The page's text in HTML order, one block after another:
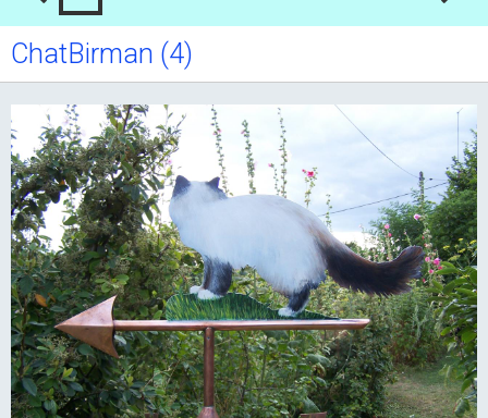
ChatBirman (4)